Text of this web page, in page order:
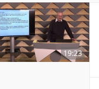
19:23